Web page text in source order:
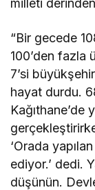
“Bir gecede
100’den fazla
7’si
hayat durdu.
Kağıthane’de
‘Orada
ediyor.’ dedi.
düşünün.